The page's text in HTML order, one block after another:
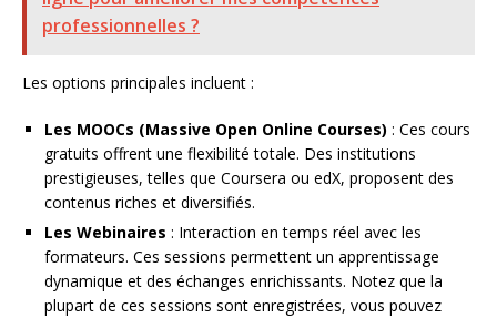
professionnelles ?
Les options principales incluent :
Les MOOCs (Massive Open Online Courses) : Ces cours
gratuits offrent une flexibilité totale. Des institutions
prestigieuses, telles que Coursera ou edX, proposent des
contenus riches et diversifiés.
Les Webinaires : Interaction en temps réel avec les
formateurs. Ces sessions permettent un apprentissage
dynamique et des échanges enrichissants. Notez que la
plupart de ces sessions sont enregistrées, vous pouvez